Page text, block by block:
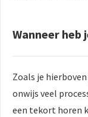
Wanneer heb
Zoals je
onwijs veel
een tekort horen